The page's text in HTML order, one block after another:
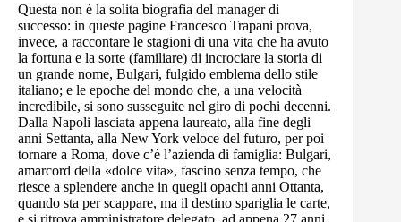
Questa non è la solita biografia del manager di
successo: in queste pagine Francesco Trapani prova,
invece, a raccontare le stagioni di una vita che ha avuto
la fortuna e la sorte (familiare) di incrociare la storia di
un grande nome, Bulgari, fulgido emblema dello stile
italiano; e le epoche del mondo che, a una velocità
incredibile, si sono susseguite nel giro di pochi decenni.
Dalla Napoli lasciata appena laureato, alla fine degli
anni Settanta, alla New York veloce del futuro, per poi
tornare a Roma, dove c’è l’azienda di famiglia: Bulgari,
amarcord della «dolce vita», fascino senza tempo, che
riesce a splendere anche in quegli opachi anni Ottanta,
quando sta per scappare, ma il destino spariglia le carte,
e si ritrova amministratore delegato, ad appena 27 anni.